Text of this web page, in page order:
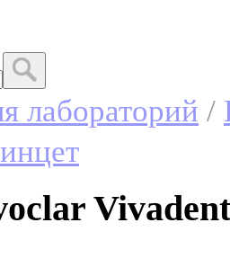
лабораторий /
Vivadent